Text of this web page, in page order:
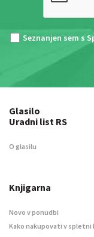
Seznanjen sem s
Glasilo
Uradni list RS
O glasilu
Knjigarna
Novo v ponudbi
Kako nakupovati v spletni